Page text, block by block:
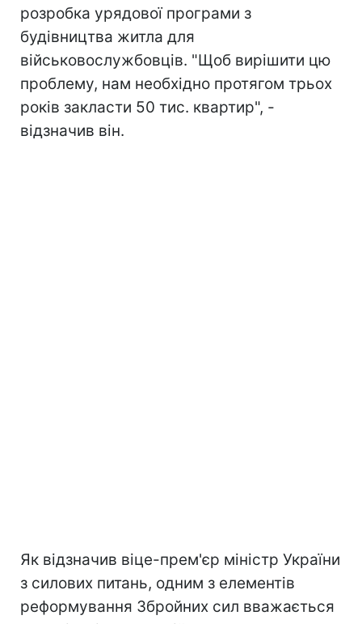
розробка урядової програми з
будівництва житла для
військовослужбовців. "Щоб вирішити цю
проблему, нам необхідно протягом трьох
років закласти 50 тис. квартир", -
відзначив він.
Як відзначив віце-прем'єр міністр України
з силових питань, одним з елементів
реформування Збройних сил вважається